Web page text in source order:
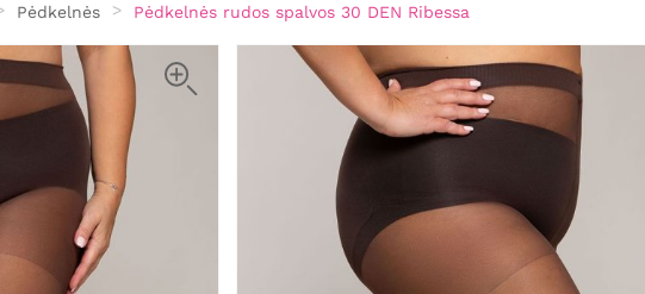
Pėdkelnės Pėdkelnės rudos spalvos 30 DEN Ribessa